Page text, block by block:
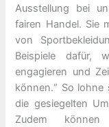
Ausstellung bei
fairen Handel. Sie
von
Beispiele dafür,
engagieren und
können.“ So lohne
die gesiegelten
Zudem